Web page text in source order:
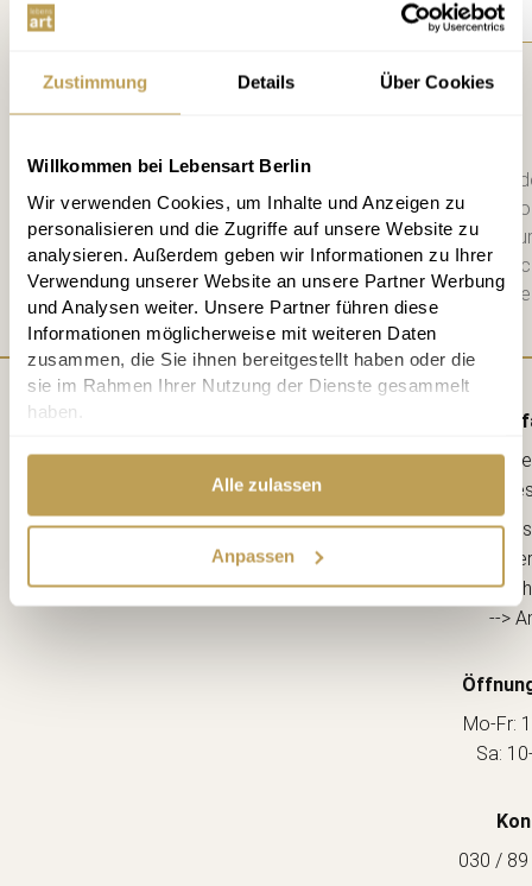
Zustimmung Details Über Cookies
Willkommen bei Lebensart Berlin
Wir verwenden Cookies, um Inhalte und Anzeigen zu
personalisieren und die Zugriffe auf unsere Website zu
analysieren. Außerdem geben wir Informationen zu Ihrer
Verwendung unserer Website an unsere Partner Werbung
und Analysen weiter. Unsere Partner führen diese
Informationen möglicherweise mit weiteren Daten
zusammen, die Sie ihnen bereitgestellt haben oder die
sie im Rahmen Ihrer Nutzung der Dienste gesammelt
haben.
Alle zulassen
Anpassen
Anmelden
Bitte schicken Sie mir bis zum
zweiwöchigen Newsletter mit
Datenschutzerklärunghabe ich
diese. Jederzeit abbestellbar.
Mail einen 10 € Gutschein für die
12163
(Ecke
-->
Mo-Fr:
Sa:
030 /